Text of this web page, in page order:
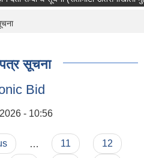
सूचना
Bid
- 10:56
11
12